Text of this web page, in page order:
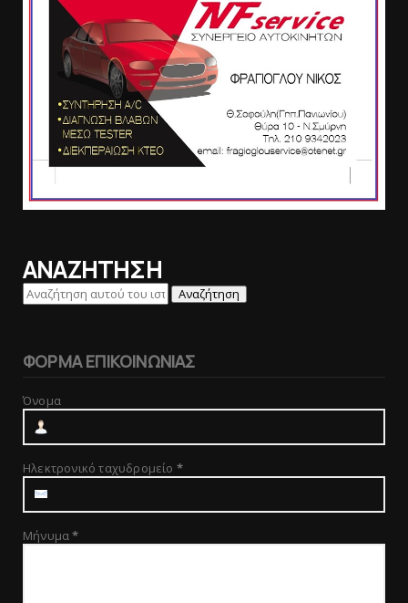
ΑΝΑΖΗΤΗΣΗ
ΦΟΡΜΑ ΕΠΙΚΟΙΝΩΝΙΑΣ
Όνομα
Ηλεκτρονικό ταχυδρομείο *
Μήνυμα*